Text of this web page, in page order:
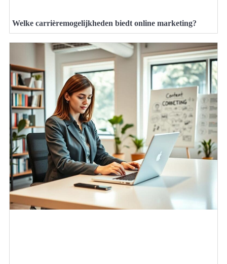
Welke carrièremogelijkheden biedt online marketing?